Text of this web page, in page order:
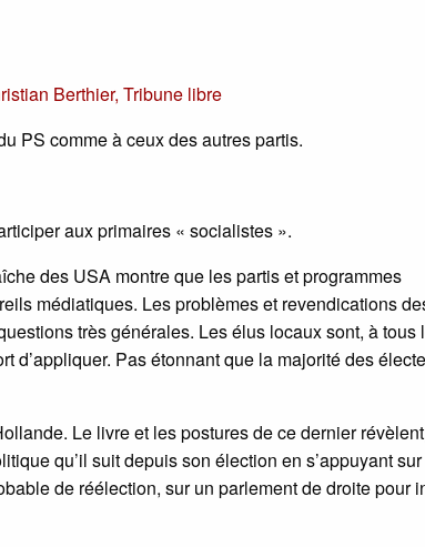
Berthier,Tribune libre
PS comme à ceux des autres partis.
aux primaires « socialistes ».
des USA montre que les partis et programmes
médiatiques. Les problèmes et revendications
très générales. Les élus locaux sont, à tous
d’appliquer. Pas étonnant que la majorité des
Le livre et les postures de ce dernier
qu’il suit depuis son élection en s’appuyant
de réélection, sur un parlement de droite pour